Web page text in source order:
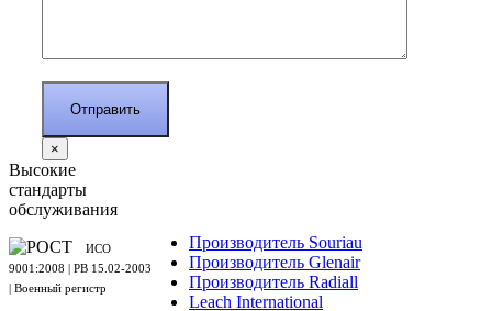
×
Производитель Souriau
Производитель Glenair
Производитель Radiall
Leach International
Высокие
стандарты
обслуживания
ИСО
9001:2008 | PB 15.02-2003
| Военный регистр